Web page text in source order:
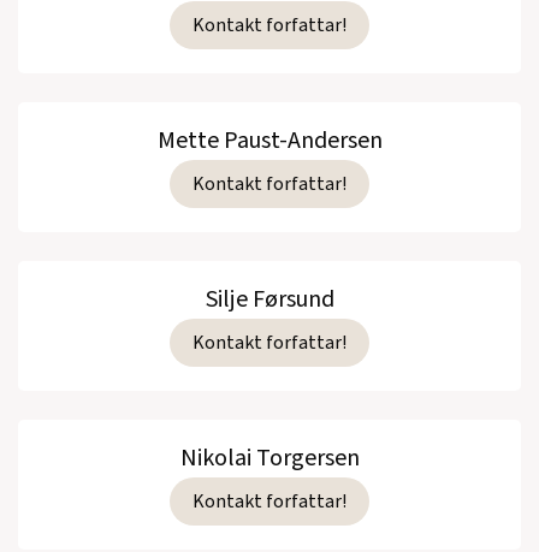
Kontakt forfattar!
Mette Paust-Andersen
Kontakt forfattar!
Silje Førsund
Kontakt forfattar!
Nikolai Torgersen
Kontakt forfattar!